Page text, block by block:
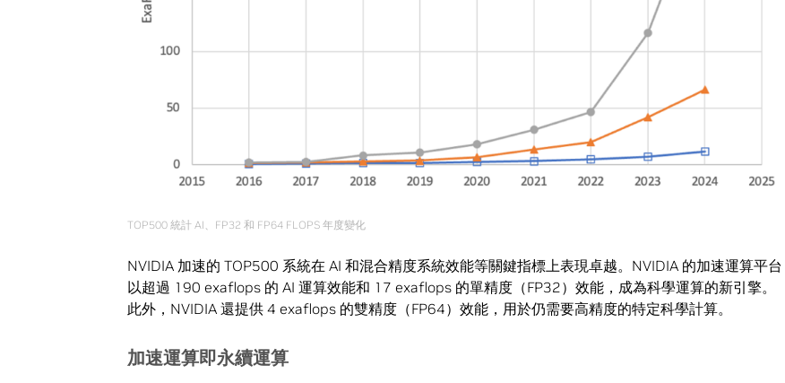
TOP500 統計 AI、FP32 和 FP64 FLOPS 年度變化
NVIDIA 加速的 TOP500 系統在 AI 和混合精度系統效能等關鍵指標上表現卓越。NVIDIA 的加速運算平台
以超過 190 exaflops 的 AI 運算效能和 17 exaflops 的單精度（FP32）效能，成為科學運算的新引擎。
此外，NVIDIA 還提供 4 exaflops 的雙精度（FP64）效能，用於仍需要高精度的特定科學計算。
加速運算即永續運算